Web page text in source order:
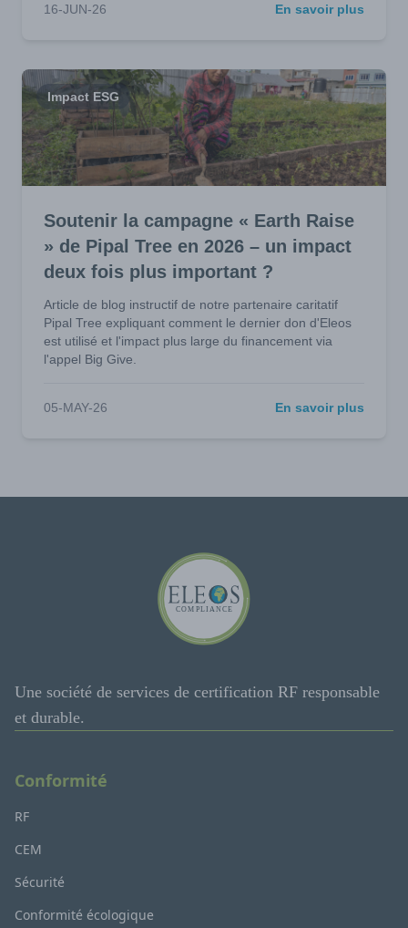
16-JUN-26 En savoir plus
Impact ESG
Soutenir la campagne « Earth Raise
» de Pipal Tree en 2026 – un impact
deux fois plus important ?
Article de blog instructif de notre partenaire caritatif
Pipal Tree expliquant comment le dernier don d'Eleos
est utilisé et l'impact plus large du financement via
l'appel Big Give.
05-MAY-26 En savoir plus
Une société de services de certification RF responsable
et durable.
Conformité
RF
CEM
Sécurité
Conformité écologique